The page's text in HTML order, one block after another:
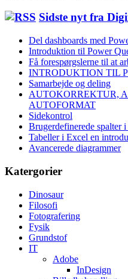
Sidste nyt fra
Del dashboards med
Introduktion til Power
Få forespørgslerne til at
INTRODUKTION TIL
Samarbejde og deling
AUTOKORREKTUR,
AUTOFORMAT
Sidekontrol
Brugerdefinerede spalter
Tabeller i Excel en
Avancerede diagrammer
Katergorier
Dinosaur
Filosofi
Fotografering
Fysik
Grundstof
IT
Adobe
InDesign